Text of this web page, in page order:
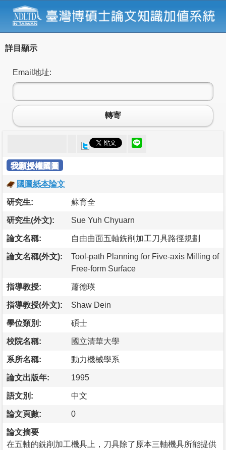
詳目顯示
Email地址:
轉寄
我願授權國圖
國圖紙本論文
研究生: 蘇育全
研究生(外文): Sue Yuh Chyuarn
論文名稱: 自由曲面五軸銑削加工刀具路徑規劃
論文名稱(外文):
Tool-path Planning for Five-axis Milling of
Free-form Surface
指導教授: 蕭德瑛
指導教授(外文): Shaw Dein
學位類別: 碩士
校院名稱: 國立清華大學
系所名稱: 動力機械學系
論文出版年: 1995
語文別: 中文
論文頁數: 0
論文摘要
在五軸的銑削加工機具上，刀具除了原本三軸機具所能提供